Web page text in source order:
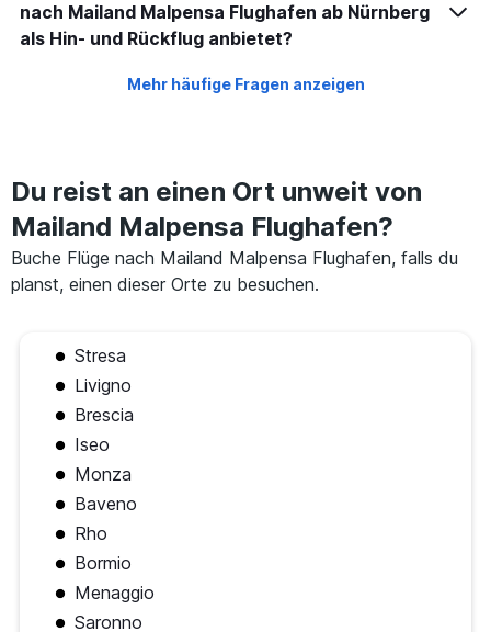
nach Mailand Malpensa Flughafen ab Nürnberg
als Hin- und Rückflug anbietet?
Mehr häufige Fragen anzeigen
Du reist an einen Ort unweit von
Mailand Malpensa Flughafen?
Buche Flüge nach Mailand Malpensa Flughafen, falls du
planst, einen dieser Orte zu besuchen.
Stresa
Livigno
Brescia
Iseo
Monza
Baveno
Rho
Bormio
Menaggio
Saronno